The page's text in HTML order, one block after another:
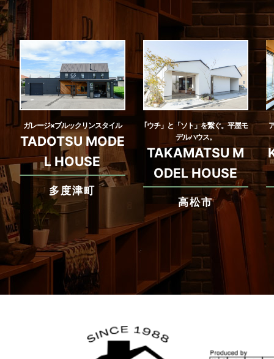
ガレージ×ブルックリンスタイル
TADOTSU MODE
L HOUSE
多度津町
｢ウチ」と「ソト」を繋ぐ。平屋モ
デルハウス。
TAKAMATSU M
ODEL HOUSE
高松市